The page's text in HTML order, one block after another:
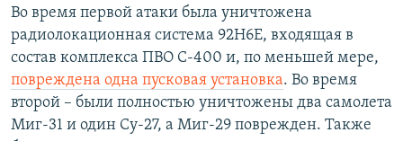
Во время первой атаки была уничтожена
радиолокационная система 92Н6Е, входящая в
состав комплекса ПВО С-400 и, по меньшей мере,
повреждена одна пусковая установка. Во время
второй – были полностью уничтожены два самолета
Миг-31 и один Су-27, а Миг-29 поврежден. Также